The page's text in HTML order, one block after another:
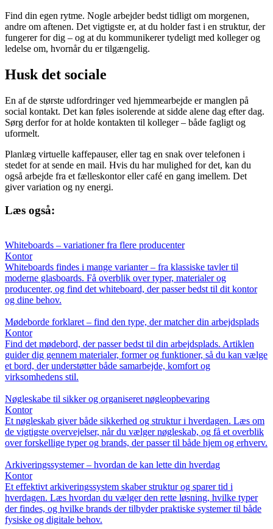
Find din egen rytme. Nogle arbejder bedst tidligt om morgenen,
andre om aftenen. Det vigtigste er, at du holder fast i en struktur, der
fungerer for dig – og at du kommunikerer tydeligt med kolleger og
ledelse om, hvornår du er tilgængelig.
Husk det sociale
En af de største udfordringer ved hjemmearbejde er manglen på
social kontakt. Det kan føles isolerende at sidde alene dag efter dag.
Sørg derfor for at holde kontakten til kolleger – både fagligt og
uformelt.
Planlæg virtuelle kaffepauser, eller tag en snak over telefonen i
stedet for at sende en mail. Hvis du har mulighed for det, kan du
også arbejde fra et fælleskontor eller café en gang imellem. Det
giver variation og ny energi.
Læs også:
Whiteboards – variationer fra flere producenter
Kontor
Whiteboards findes i mange varianter – fra klassiske tavler til
moderne glasboards. Få overblik over typer, materialer og
producenter, og find det whiteboard, der passer bedst til dit kontor
og dine behov.
Mødeborde forklaret – find den type, der matcher din arbejdsplads
Kontor
Find det mødebord, der passer bedst til din arbejdsplads. Artiklen
guider dig gennem materialer, former og funktioner, så du kan vælge
et bord, der understøtter både samarbejde, komfort og
virksomhedens stil.
Nøgleskabe til sikker og organiseret nøgleopbevaring
Kontor
Et nøgleskab giver både sikkerhed og struktur i hverdagen. Læs om
de vigtigste overvejelser, når du vælger nøgleskab, og få et overblik
over forskellige typer og brands, der passer til både hjem og erhverv.
Arkiveringssystemer – hvordan de kan lette din hverdag
Kontor
Et effektivt arkiveringssystem skaber struktur og sparer tid i
hverdagen. Læs hvordan du vælger den rette løsning, hvilke typer
der findes, og hvilke brands der tilbyder praktiske systemer til både
fysiske og digitale behov.